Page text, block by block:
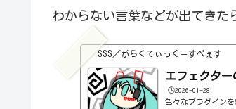
わからない言葉などが出てきた
SSS／がらくてぃっく＝すぺぇす
エフェクタ
🕒️2026-01-28
色々なプラグイン